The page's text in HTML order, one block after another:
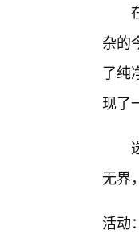
杂的
了纯
现了
无界
活动